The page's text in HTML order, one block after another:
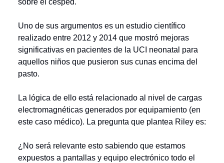
Uno de sus argumentos es un estudio científico
realizado entre 2012 y 2014 que mostró mejoras
significativas en pacientes de la UCI neonatal para
aquellos niños que pusieron sus cunas encima del
pasto.
La lógica de ello está relacionado al nivel de cargas
electromagnéticas generados por equipamiento (en
este caso médico). La pregunta que plantea Riley es:
¿No será relevante esto sabiendo que estamos
expuestos a pantallas y equipo electrónico todo el